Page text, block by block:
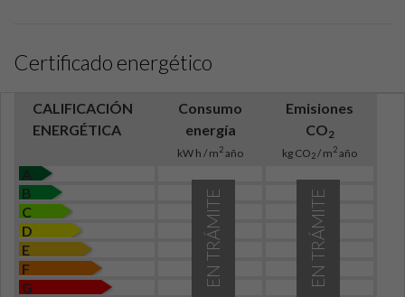
Certificado energético
CALIFICACIÓN
ENERGÉTICA
Consumo
energía
kW h / m2año
Emisiones
CO2
kg CO2/ m2año
A
B
C
D
E
F
G
EN TRÁMITE
EN TRÁMITE